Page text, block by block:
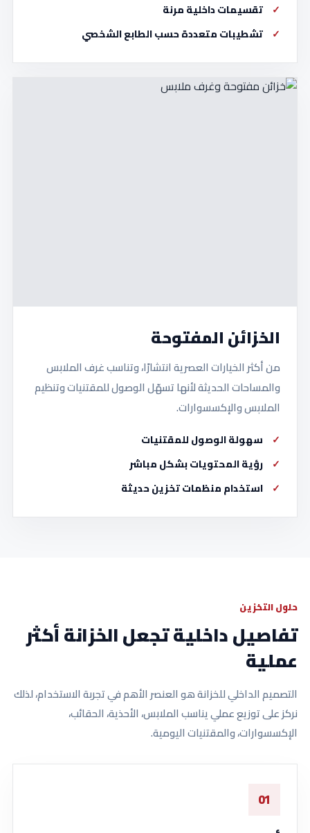
تقسيمات داخلية مرنة
تشطيبات متعددة حسب الطابع الشخصي
الخزائن المفتوحة
من أكثر الخيارات العصرية انتشارًا، وتناسب غرف الملابس
والمساحات الحديثة لأنها تسهّل الوصول للمقتنيات وتنظيم
الملابس والإكسسوارات.
سهولة الوصول للمقتنيات
رؤية المحتويات بشكل مباشر
استخدام منظمات تخزين حديثة
حلول التخزين
تفاصيل داخلية تجعل الخزانة أكثر
عملية
التصميم الداخلي للخزانة هو العنصر الأهم في تجربة الاستخدام، لذلك
نركز على توزيع عملي يناسب الملابس، الأحذية، الحقائب،
الإكسسوارات، والمقتنيات اليومية.
01